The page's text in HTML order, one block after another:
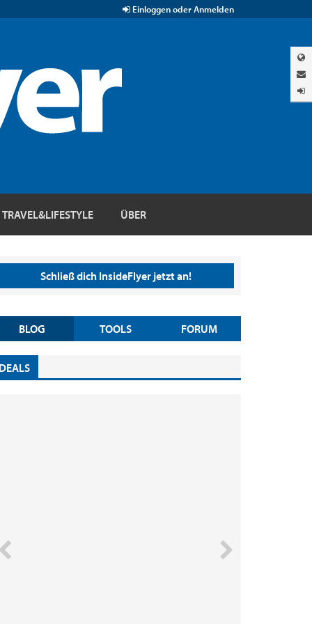
Einloggen oder Anmelden
TRAVEL&LIFESTYLE ÜBER
Schließ dich InsideFlyer jetzt an!
BLOG TOOLS FORUM
DEALS